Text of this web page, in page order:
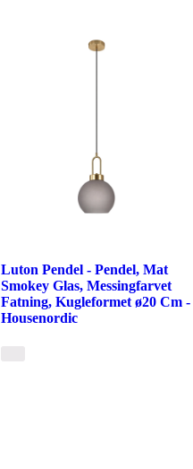
Luton Pendel - Pendel, Mat
Smokey Glas, Messingfarvet
Fatning, Kugleformet ø20 Cm -
Housenordic